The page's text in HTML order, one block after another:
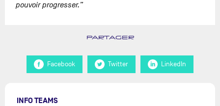
pouvoir progresser.”
PARTAGER
Facebook Twitter LinkedIn
INFO TEAMS